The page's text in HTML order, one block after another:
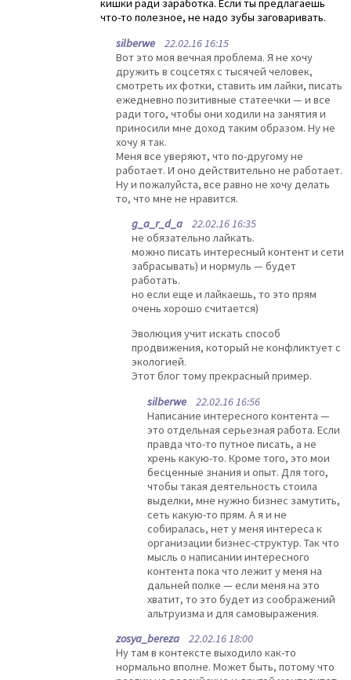
кишки ради заработка. Если ты предлагаешь
что-то полезное, не надо зубы заговаривать.
silberwe 22.02.16 16:15
Вот это моя вечная проблема. Я не хочу
дружить в соцсетях с тысячей человек,
смотреть их фотки, ставить им лайки, писать
ежедневно позитивные статеечки — и все
ради того, чтобы они ходили на занятия и
приносили мне доход таким образом. Ну не
хочу я так.
Меня все уверяют, что по-другому не
работает. И оно действительно не работает.
Ну и пожалуйста, все равно не хочу делать
то, что мне не нравится.
g_a_r_d_a 22.02.16 16:35
не обязательно лайкать.
можно писать интересный контент и сети
забрасывать) и нормуль — будет
работать.
но если еще и лайкаешь, то это прям
очень хорошо считается)
Эволюция учит искать способ
продвижения, который не конфликтует с
экологией.
Этот блог тому прекрасный пример.
silberwe 22.02.16 16:56
Написание интересного контента —
это отдельная серьезная работа. Если
правда что-то путное писать, а не
хрень какую-то. Кроме того, это мои
бесценные знания и опыт. Для того,
чтобы такая деятельность стоила
выделки, мне нужно бизнес замутить,
сеть какую-то прям. А я и не
собиралась, нет у меня интереса к
организации бизнес-структур. Так что
мысль о написании интересного
контента пока что лежит у меня на
дальней полке — если меня на это
хватит, то это будет из соображений
альтруизма и для самовыражения.
zosya_bereza 22.02.16 18:00
Ну там в контексте выходило как-то
нормально вполне. Может быть, потому что